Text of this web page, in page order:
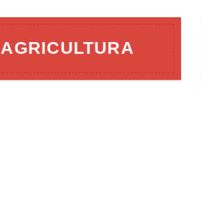
AGRICULTURA